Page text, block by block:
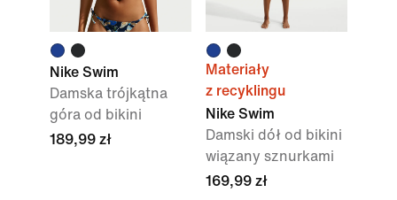
Nike Swim
Damska trójkątna
góra od bikini
189,99 zł
Materiały
z recyklingu
Nike Swim
Damski dół od bikini
wiązany sznurkami
169,99 zł